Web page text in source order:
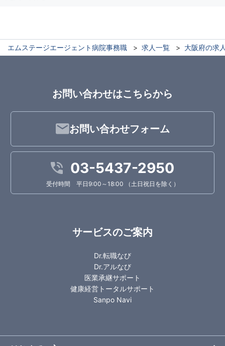
エムステージエージェント病院事務職 求人一覧 大阪府の求
お問い合わせはこちらから
お問い合わせフォーム
03-5437-2950
受付時間 平日9:00～18:00 （土日祝日を除く）
サービスのご案内
Dr.転職なび
Dr.アルなび
医業承継サポート
健康経営トータルサポート
Sanpo Navi